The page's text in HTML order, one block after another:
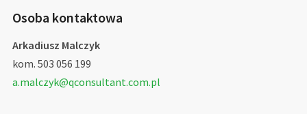
Osoba kontaktowa
Arkadiusz Malczyk
kom. 503 056 199
a.malczyk@qconsultant.com.pl